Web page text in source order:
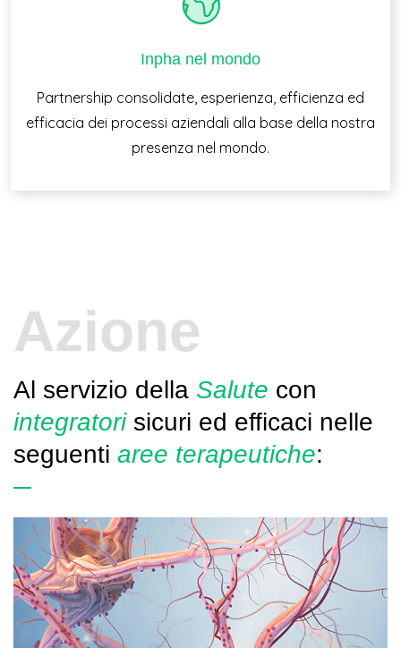
Inpha nel mondo
Partnership consolidate, esperienza, efficienza ed
efficacia dei processi aziendali alla base della nostra
presenza nel mondo.
Azione
Al servizio della Salute con
integratorisicuri ed efficaci nelle
seguenti aree terapeutiche: